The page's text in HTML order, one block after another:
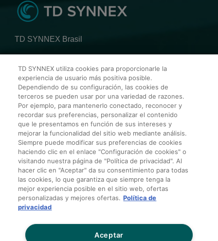
TD SYNNEX Brasil
Av. Alfredo Egídio de Souza Aranha, 100 Bl B 10º andar – Zip
Code: 04726-170
Rua Victor Civita, 66 – Edif 5 , sala 302 – Barra da Tijuca –
Zip Code: 22.775-044
¡Contáctanos hoy!
Política de Privacidad para Terceros
Términos y Condiciones Generales de Venta
Condiciones de Tarjeta de Crédito
Sitios globales
No compartir mis datos personales
TD SYNNEX utiliza cookies para proporcionarle la
experiencia de usuario más positiva posible.
Dependiendo de su configuración, las cookies de
terceros se pueden usar por una variedad de razones.
Por ejemplo, para mantenerlo conectado, reconocer y
recordar sus preferencias, personalizar el contenido
que le presentamos en función de sus intereses y
mejorar la funcionalidad del sitio web mediante análisis.
Siempre puede modificar sus preferencias de cookies
haciendo clic en el enlace "Configuración de cookies" o
visitando nuestra página de "Política de privacidad". Al
hacer clic en "Aceptar" da su consentimiento para todas
las cookies, lo que garantiza que siempre tenga la
mejor experiencia posible en el sitio web, ofertas
personalizadas y mejores ofertas. Política de
privacidad
Aceptar